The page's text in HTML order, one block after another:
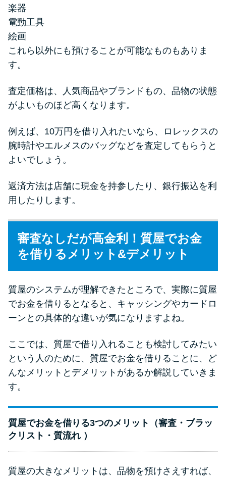
楽器
電動工具
絵画
これら以外にも預けることが可能なものもありま
す。
査定価格は、人気商品やブランドもの、品物の状態
がよいものほど高くなります。
例えば、10万円を借り入れたいなら、ロレックスの
腕時計やエルメスのバッグなどを査定してもらうと
よいでしょう。
返済方法は店舗に現金を持参したり、銀行振込を利
用したりします。
審査なしだが高金利！質屋でお金
を借りるメリット&デメリット
質屋のシステムが理解できたところで、実際に質屋
でお金を借りるとなると、キャッシングやカードロ
ーンとの具体的な違いが気になりますよね。
ここでは、質屋で借り入れることも検討してみたい
という人のために、質屋でお金を借りることに、ど
んなメリットとデメリットがあるか解説していきま
す。
質屋でお金を借りる3つのメリット（審査・ブラッ
クリスト・質流れ ）
質屋の大きなメリットは、品物を預けさえすれば、